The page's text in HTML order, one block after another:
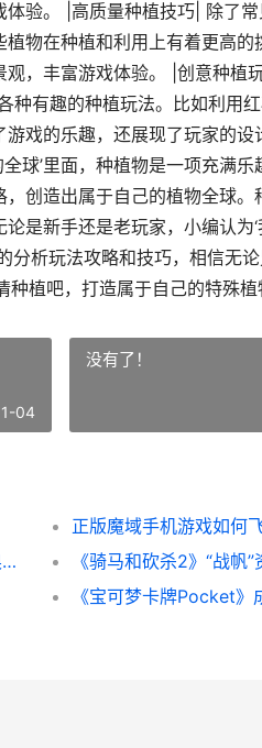
验。 |高质量种植技巧| 除了
物在种植和利用上有着更高
，丰富游戏体验。 |创意种植
种有趣的种植玩法。比如利用
戏的乐趣，还展现了玩家的
球’里面，种植物是一项充满
创造出属于自己的植物全球
是新手还是老玩家，小编认为
析玩法攻略和技巧，相信无
植吧，打造属于自己的特殊植
04
没有了！
正版魔域手机游戏如何
《奥特曼超时空英雄》最新版今天隆重更新 奥特曼超时空英雄下载